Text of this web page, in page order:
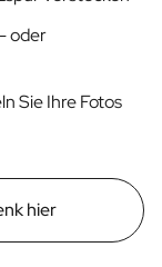
oder
Sie Ihre Fotos
hier